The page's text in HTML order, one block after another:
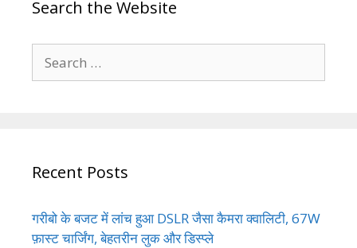
Search the Website
for:
Recent Posts
गरीबो के बजट में लांच हुआ DSLR जैसा कैमरा क्वालिटी, 67W
फ़ास्ट चार्जिंग, बेहतरीन लुक और डिस्प्ले